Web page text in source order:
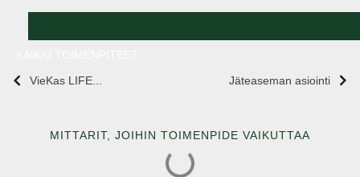
VieKas LIFE...
Jäteaseman asiointi
MITTARIT, JOIHIN TOIMENPIDE VAIKUTTAA